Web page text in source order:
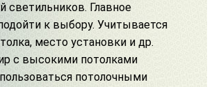
светильников. Главное
к выбору. Учитывается
место установки и др.
с высокими потолками
потолочными